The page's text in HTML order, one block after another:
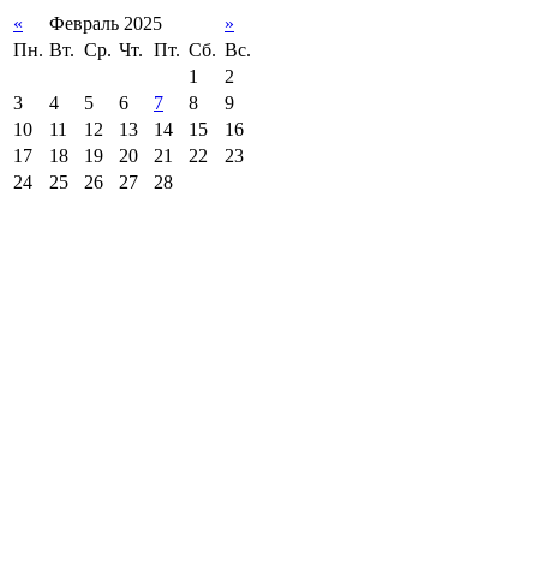
« Февраль 2025
»
Пн. Вт. Ср. Чт. Пт. Сб. Вс.
1
2
3
4 5 6 7 8
9
10
11 12 13 14 15
16
17
18 19 20 21 22
23
24
25 26 27 28